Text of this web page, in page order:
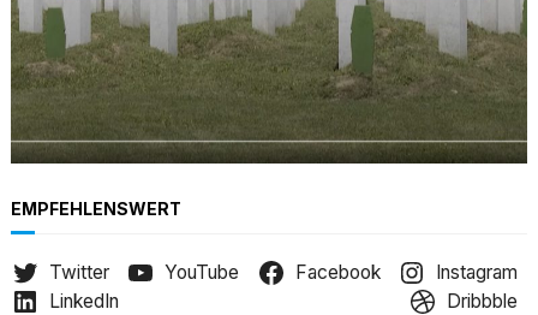
EMPFEHLENSWERT
Twitter YouTube Facebook
Instagram
LinkedIn
Dribbble